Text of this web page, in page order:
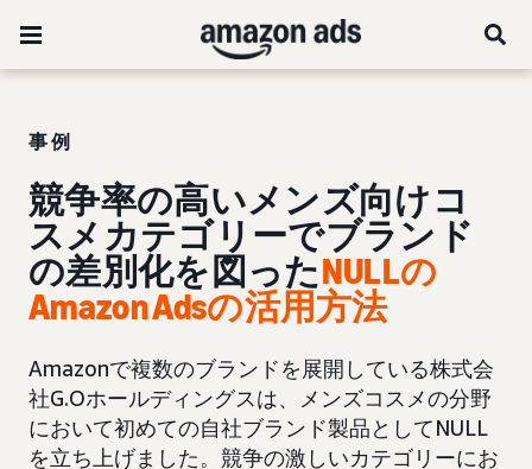
事例
競争率の高いメンズ向けコ
スメカテゴリーでブランド
の差別化を図ったNULLの
Amazon Adsの活用方法
Amazonで複数のブランドを展開している株式会
社G.Oホールディングスは、メンズコスメの分野
において初めての自社ブランド製品としてNULL
を立ち上げました。競争の激しいカテゴリーにお